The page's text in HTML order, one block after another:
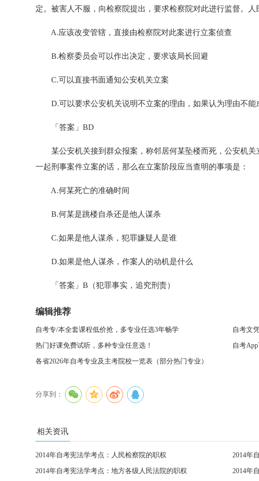
定。被害人不服，向检察院提出，要求检察院对此进行监督。人
A.应该改变管辖，直接由检察院对此案进行立案侦查
B.检察委员会可以作出决定，要求该局长回避
C.可以直接书面通知公安机关立案
D.可以要求公安机关说明不立案的理由，如果认为理由不能
「答案」BD
某公安机关接到群众报案，称邻居何某坠楼而死，公安机关
一起刑事案件立案的话，那么在立案阶段应当查明的事项是：
A.何某死亡的准确时间
B.何某是跳楼自杀还是他人谋杀
C.如果是他人谋杀，犯罪嫌疑人是谁
D.如果是他人谋杀，作案人的动机是什么
「答案」B（犯罪事实，追究刑责）
编辑推荐
自考专/本全套课程低价抢，多专业任选3年畅学 自考文
热门好课免费试听，多种专业任意选！ 自考
各省2026年自考专业及主考院校一览表（部分热门专业）
分享到：
相关资讯
2014年自考宪法学考点：人民检察院的职权 2014年
2014年自考宪法学考点：地方各级人民法院的职权 2014年